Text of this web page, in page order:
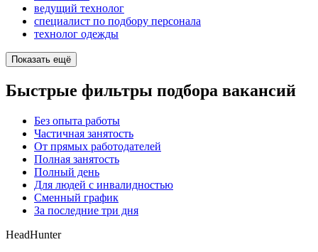
ведущий технолог
специалист по подбору персонала
технолог одежды
Показать ещё
Быстрые фильтры подбора вакансий
Без опыта работы
Частичная занятость
От прямых работодателей
Полная занятость
Полный день
Для людей с инвалидностью
Сменный график
За последние три дня
HeadHunter